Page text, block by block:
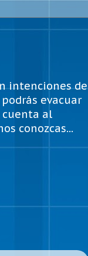
intenciones de
evacuar
cuenta al
conozcas...